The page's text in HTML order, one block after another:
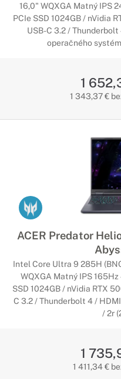
16,0" WQXGA Matný IPS
PCIe SSD 1024GB / nVidia
USB-C 3.2 /
operačného
1
1 343,37 €
ACER Predator
Intel Core Ultra 9 285H
WQXGA Matný IPS
SSD 1024GB / nVidia RTX
C 3.2 / Thunderbolt 4 /
/ 2r
1
1 411,34 €